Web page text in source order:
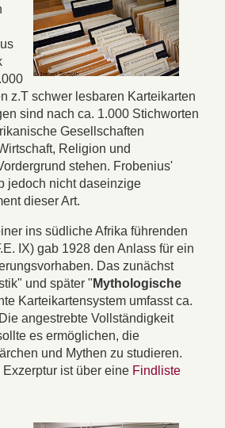
z.T schwer lesbaren Karteikarten
sind nach ca. 1.000 Stichworten
Gesellschaften
Religion und
stehen. Frobenius'
jedoch nicht daseinzige
dieser Art.
ins südliche Afrika führenden
IX) gab 1928 den Anlass für ein
Das zunächst
und später " Mythologische
Karteikartensystem umfasst ca.
angestrebte Vollständigkeit
es ermöglichen, die
und Mythen zu studieren.
ist über eine Findliste